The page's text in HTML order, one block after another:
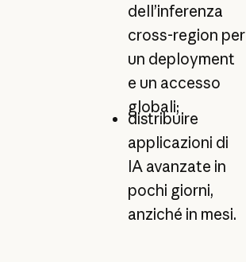
dell’inferenza
cross-region per
un deployment
e un accesso
globali;
distribuire
applicazioni di
IA avanzate in
pochi giorni,
anziché in mesi.